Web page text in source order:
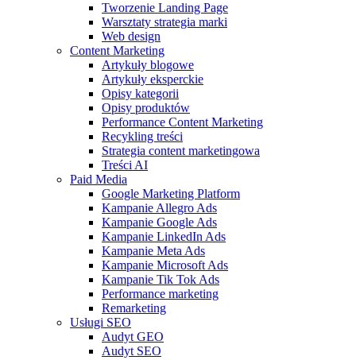
Tworzenie Landing Page
Warsztaty strategia marki
Web design
Content Marketing
Artykuły blogowe
Artykuły eksperckie
Opisy kategorii
Opisy produktów
Performance Content Marketing
Recykling treści
Strategia content marketingowa
Treści AI
Paid Media
Google Marketing Platform
Kampanie Allegro Ads
Kampanie Google Ads
Kampanie LinkedIn Ads
Kampanie Meta Ads
Kampanie Microsoft Ads
Kampanie Tik Tok Ads
Performance marketing
Remarketing
Usługi SEO
Audyt GEO
Audyt SEO